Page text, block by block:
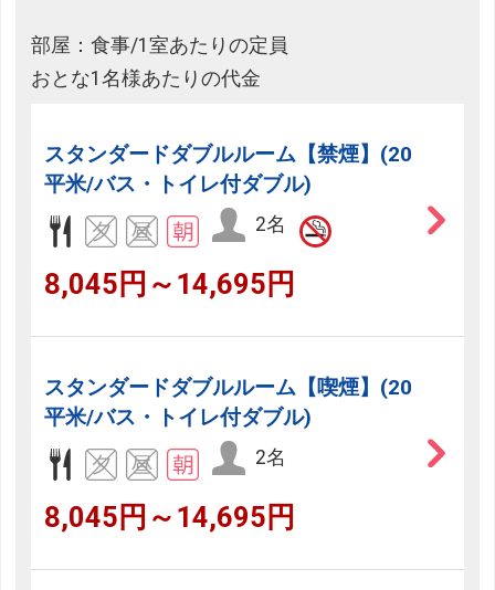
部屋：食事/1室あたりの定員
おとな1名様あたりの代金
スタンダードダブルルーム【禁煙】(20
平米/バス・トイレ付ダブル)
2名
8,045円～14,695円
スタンダードダブルルーム【喫煙】(20
平米/バス・トイレ付ダブル)
2名
8,045円～14,695円